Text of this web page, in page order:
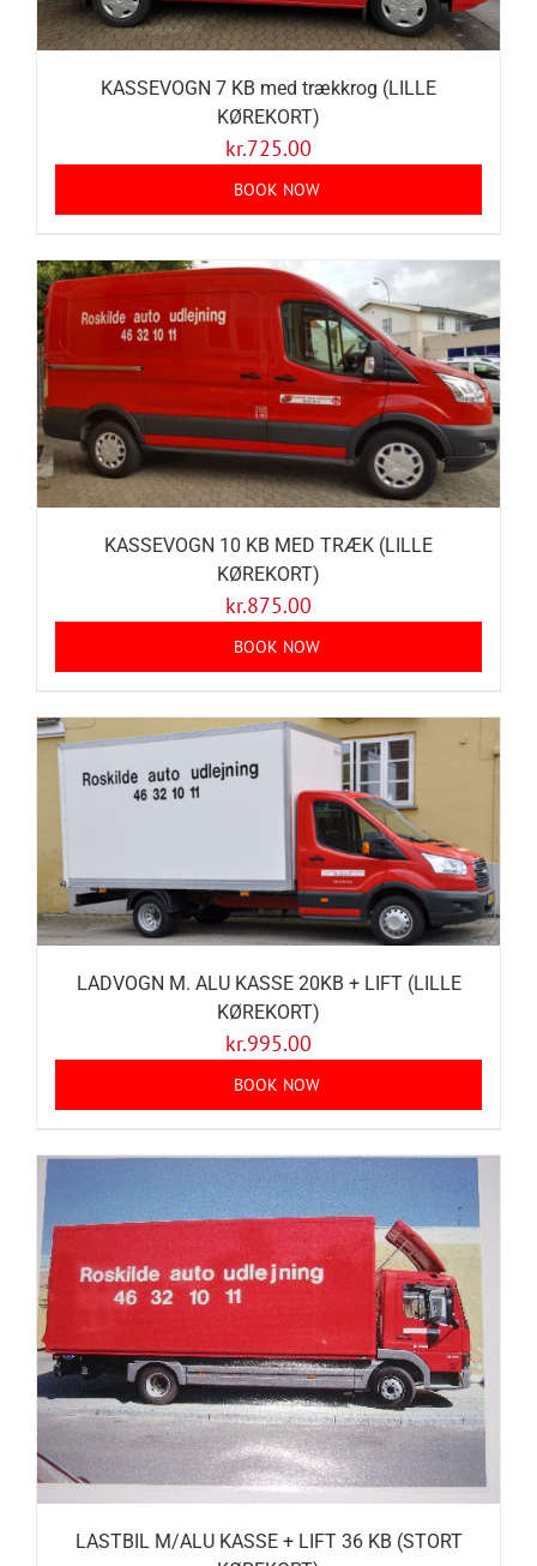
KASSEVOGN 7 KB med trækkrog (LILLE
KØREKORT)
kr.725.00
BOOK NOW
KASSEVOGN 10 KB MED TRÆK (LILLE
KØREKORT)
kr.875.00
BOOK NOW
LADVOGN M. ALU KASSE 20KB + LIFT (LILLE
KØREKORT)
kr.995.00
BOOK NOW
LASTBIL M/ALU KASSE + LIFT 36 KB (STORT